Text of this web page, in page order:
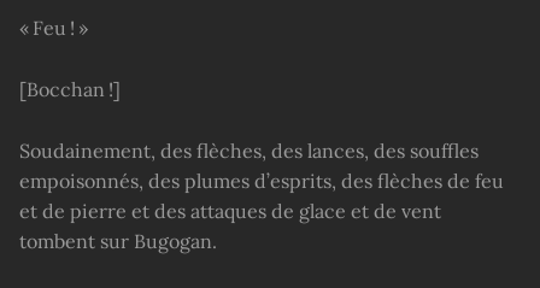
« Feu ! »
[Bocchan !]
Soudainement, des flèches, des lances, des souffles
empoisonnés, des plumes d’esprits, des flèches de feu
et de pierre et des attaques de glace et de vent
tombent sur Bugogan.